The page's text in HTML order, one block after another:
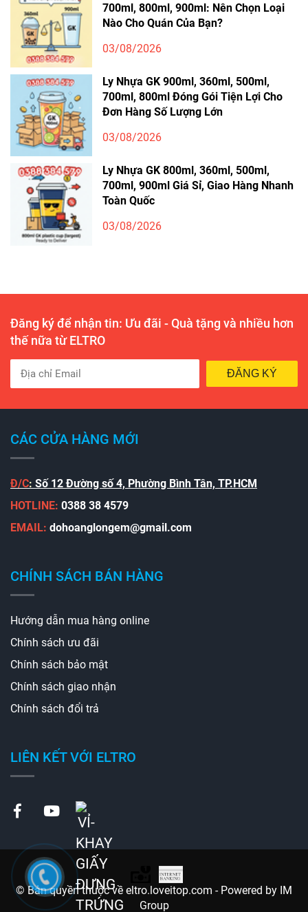
700ml, 800ml, 900ml: Nên Chọn Loại
Nào Cho Quán Của Bạn?
03/08/2026
Ly Nhựa GK 900ml, 360ml, 500ml,
700ml, 800ml Đóng Gói Tiện Lợi Cho
Đơn Hàng Số Lượng Lớn
03/08/2026
Ly Nhựa GK 800ml, 360ml, 500ml,
700ml, 900ml Giá Sỉ, Giao Hàng Nhanh
Toàn Quốc
03/08/2026
Đăng ký để nhận tin: Ưu đãi - Quà tặng và nhiều hơn
thế nữa từ ELTRO
ĐĂNG KÝ
CÁC CỬA HÀNG MỚI
Đ/C: Số 12 Đường số 4, Phường Bình Tân, TP.HCM
HOTLINE: 0388 38 4579
EMAIL: dohoanglongem@gmail.com
CHÍNH SÁCH BÁN HÀNG
Hướng dẫn mua hàng online
Chính sách ưu đãi
Chính sách bảo mật
Chính sách giao nhận
Chính sách đổi trả
LIÊN KẾT VỚI ELTRO
© Bản quyền thuộc về eltro.loveitop.com - Powered by IM
Group